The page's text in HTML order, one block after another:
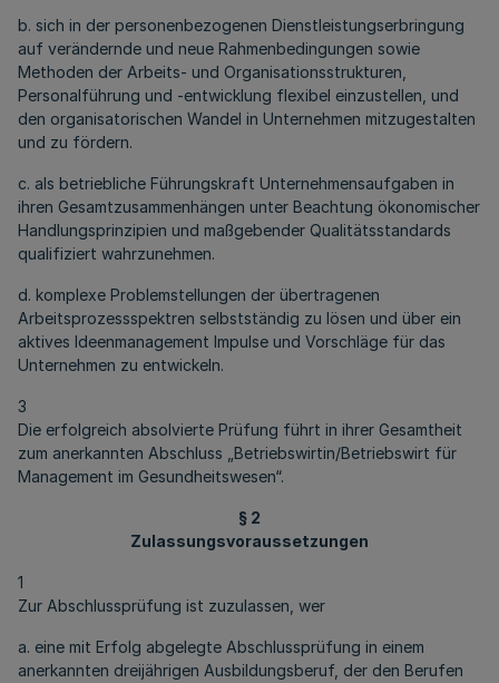
b. sich in der personenbezogenen Dienstleistungserbringung
auf verändernde und neue Rahmenbedingungen sowie
Methoden der Arbeits- und Organisationsstrukturen,
Personalführung und -entwicklung flexibel einzustellen, und
den organisatorischen Wandel in Unternehmen mitzugestalten
und zu fördern.
c. als betriebliche Führungskraft Unternehmensaufgaben in
ihren Gesamtzusammenhängen unter Beachtung ökonomischer
Handlungsprinzipien und maßgebender Qualitätsstandards
qualifiziert wahrzunehmen.
d. komplexe Problemstellungen der übertragenen
Arbeitsprozessspektren selbstständig zu lösen und über ein
aktives Ideenmanagement Impulse und Vorschläge für das
Unternehmen zu entwickeln.
3
Die erfolgreich absolvierte Prüfung führt in ihrer Gesamtheit
zum anerkannten Abschluss „Betriebswirtin/Betriebswirt für
Management im Gesundheitswesen“.
§ 2
Zulassungsvoraussetzungen
1
Zur Abschlussprüfung ist zuzulassen, wer
a. eine mit Erfolg abgelegte Abschlussprüfung in einem
anerkannten dreijährigen Ausbildungsberuf, der den Berufen